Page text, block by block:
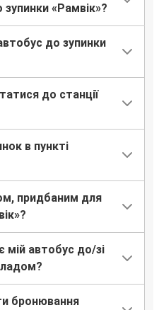
«Рамвік»?
до зупинки
до станції
в пункті
придбаним для
мій автобус до/зі
бронювання